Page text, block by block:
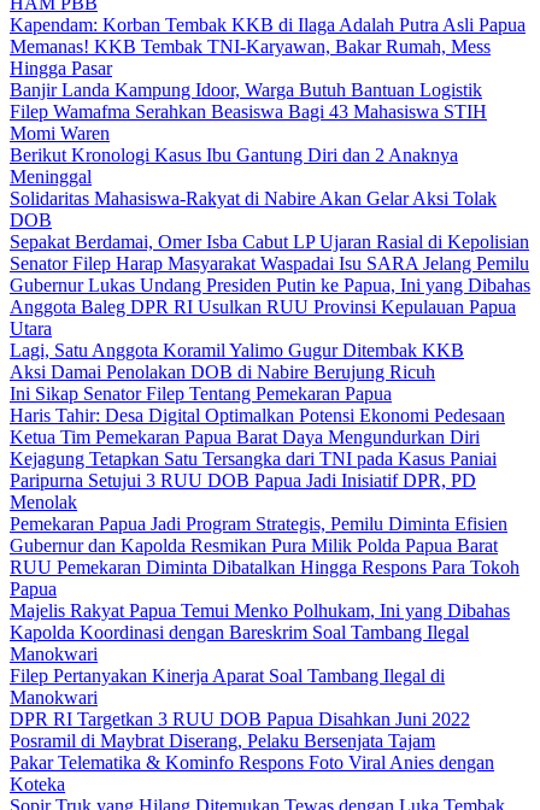
Kapendam: Korban Tembak KKB di Ilaga Adalah Putra Asli Papua
Memanas! KKB Tembak TNI-Karyawan, Bakar Rumah, Mess
Hingga Pasar
Banjir Landa Kampung Idoor, Warga Butuh Bantuan Logistik
Filep Wamafma Serahkan Beasiswa Bagi 43 Mahasiswa STIH
Momi Waren
Berikut Kronologi Kasus Ibu Gantung Diri dan 2 Anaknya
Meninggal
Solidaritas Mahasiswa-Rakyat di Nabire Akan Gelar Aksi Tolak
DOB
Sepakat Berdamai, Omer Isba Cabut LP Ujaran Rasial di Kepolisian
Senator Filep Harap Masyarakat Waspadai Isu SARA Jelang Pemilu
Gubernur Lukas Undang Presiden Putin ke Papua, Ini yang Dibahas
Anggota Baleg DPR RI Usulkan RUU Provinsi Kepulauan Papua
Utara
Lagi, Satu Anggota Koramil Yalimo Gugur Ditembak KKB
Aksi Damai Penolakan DOB di Nabire Berujung Ricuh
Ini Sikap Senator Filep Tentang Pemekaran Papua
Haris Tahir: Desa Digital Optimalkan Potensi Ekonomi Pedesaan
Ketua Tim Pemekaran Papua Barat Daya Mengundurkan Diri
Kejagung Tetapkan Satu Tersangka dari TNI pada Kasus Paniai
Paripurna Setujui 3 RUU DOB Papua Jadi Inisiatif DPR, PD
Menolak
Pemekaran Papua Jadi Program Strategis, Pemilu Diminta Efisien
Gubernur dan Kapolda Resmikan Pura Milik Polda Papua Barat
RUU Pemekaran Diminta Dibatalkan Hingga Respons Para Tokoh
Papua
Majelis Rakyat Papua Temui Menko Polhukam, Ini yang Dibahas
Kapolda Koordinasi dengan Bareskrim Soal Tambang Ilegal
Manokwari
Filep Pertanyakan Kinerja Aparat Soal Tambang Ilegal di
Manokwari
DPR RI Targetkan 3 RUU DOB Papua Disahkan Juni 2022
Posramil di Maybrat Diserang, Pelaku Bersenjata Tajam
Pakar Telematika & Kominfo Respons Foto Viral Anies dengan
Koteka
Sopir Truk yang Hilang Ditemukan Tewas dengan Luka Tembak